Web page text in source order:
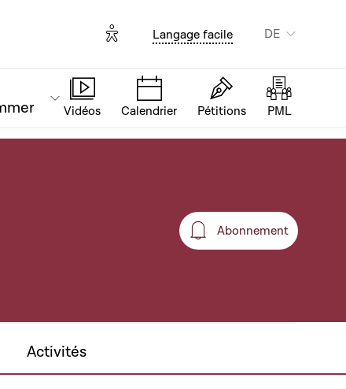
Options d'accessibilité
Langage facile DE
Vidéos Calendrier Pétitions PML
Abonnement
Abonnement
Activités